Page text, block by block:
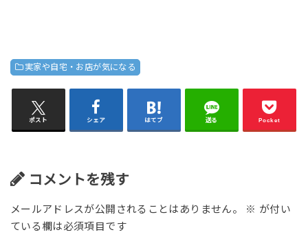
実家や自宅・お店が気になる
ポスト シェア はてブ 送る Pocket
コメントを残す
メールアドレスが公開されることはありません。 ※ が付い
ている欄は必須項目です